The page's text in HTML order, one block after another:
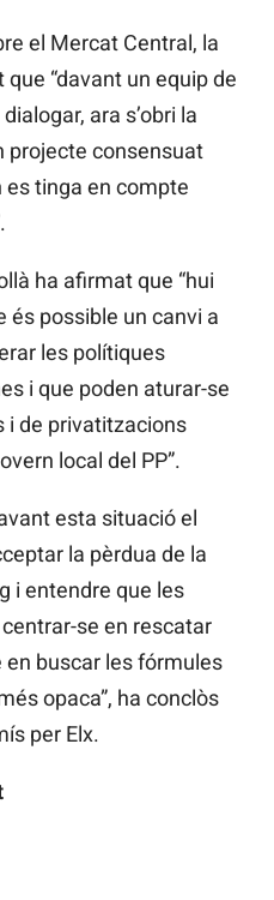
el Mercat Central, la
“davant un equip de
ara s’obri la
projecte consensuat
es tinga en compte
ha afirmat que “hui
és possible un canvi a
les polítiques
i que poden aturar-se
i de privatitzacions
local del PP”.
esta situació el
la pèrdua de la
i entendre que les
se en rescatar
en buscar les fórmules
opaca”, ha conclòs
per Elx.